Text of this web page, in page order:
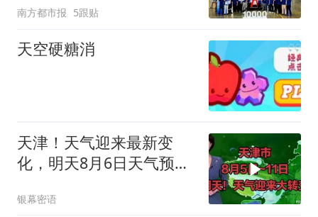
南方都市报 5跟贴
天空硬糖消
天津！天气迎来最新变
化，明天8月6日天气预
银幕密语